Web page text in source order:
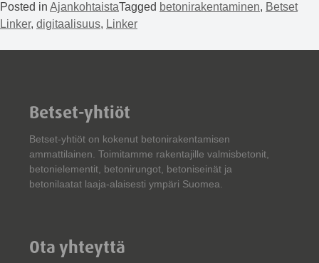
Posted in AjankohtaistaTagged betonirakentaminen, Betset
Linker, digitaalisuus, Linker
Betset-yhtiöt
Betset-yhtiöt on kokenut betonirakentamisen
ammattilainen. Toimitamme rakentajille valmisbetonit,
betonielementit, betonirungot, betoniseinät ja
betonilaatat laaja-alaisesti ympäri Suomea.
Ota yhteyttä